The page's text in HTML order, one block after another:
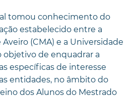
tomou conhecimento do
estabelecido entre a
(CMA) e a Universidade
objetivo de enquadrar a
específicas de interesse
entidades, no âmbito do
dos Alunos do Mestrado